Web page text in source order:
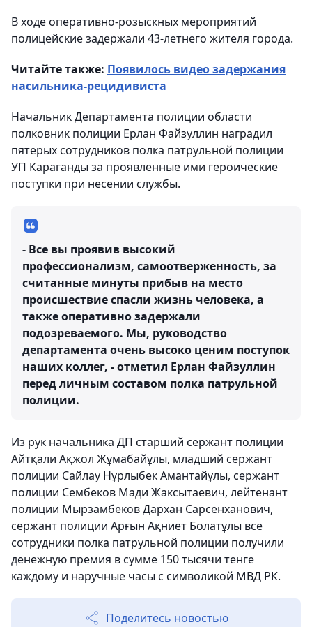
В ходе оперативно-розыскных мероприятий
полицейские задержали 43-летнего жителя города.
Читайте также: Появилось видео задержания
насильника-рецидивиста
Начальник Департамента полиции области
полковник полиции Ерлан Файзуллин наградил
пятерых сотрудников полка патрульной полиции
УП Караганды за проявленные ими героические
поступки при несении службы.
- Все вы проявив высокий
профессионализм, самоотверженность, за
считанные минуты прибыв на место
происшествие спасли жизнь человека, а
также оперативно задержали
подозреваемого. Мы, руководство
департамента очень высоко ценим поступок
наших коллег, - отметил Ерлан Файзуллин
перед личным составом полка патрульной
полиции.
Из рук начальника ДП старший сержант полиции
Айтқали Ақжол Жұмабайұлы, младший сержант
полиции Сайлау Нұрлыбек Амантайұлы, сержант
полиции Сембеков Мади Жаксытаевич, лейтенант
полиции Мырзамбеков Дархан Сарсенханович,
сержант полиции Арғын Ақниет Болатұлы все
сотрудники полка патрульной полиции получили
денежную премия в сумме 150 тысячи тенге
каждому и наручные часы с символикой МВД РК.
Поделитесь новостью